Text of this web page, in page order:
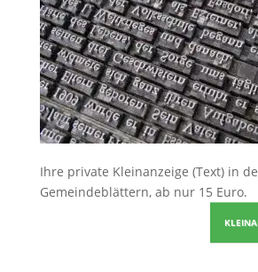
Ihre private Kleinanzeige (Text) in
Gemeindeblättern, ab nur 15 Euro.